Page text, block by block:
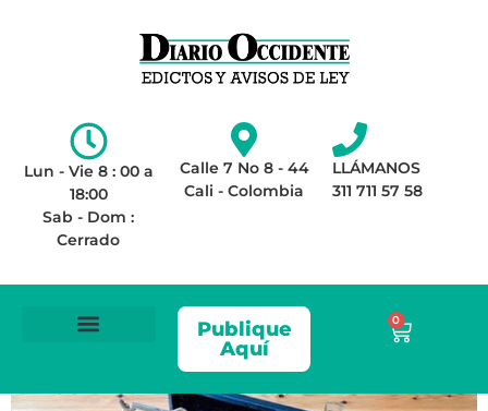
Lun - Vie 8 : 00 a
18:00
Sab - Dom :
Cerrado
Calle 7 No 8 - 44
Cali - Colombia
LLÁMANOS
311 711 57 58
Publique
Aquí
0